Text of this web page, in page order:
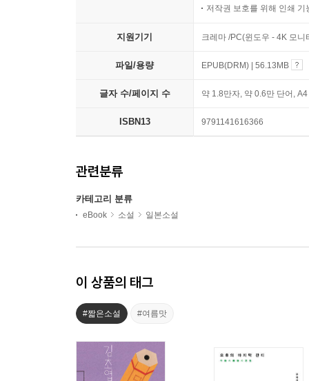
저작권 보호를 위해 인쇄 기
지원기기 크레마 /PC(윈도우 - 4K 모
파일/용량 EPUB(DRM) | 56.13MB
글자 수/페이지 수 약 1.8만자, 약 0.6만 단어,
ISBN13 9791141616366
관련분류
카테고리 분류
eBook 소설 일본소설
이 상품의 태그
#짧은소설 #여름맛